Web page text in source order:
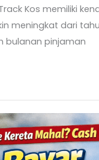
Kos memiliki
meningkat dari
bulanan pinjaman